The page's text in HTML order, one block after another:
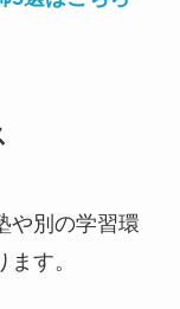
や別の学習環
す。